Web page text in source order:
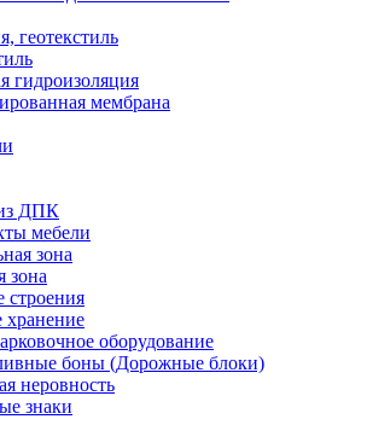
геотекстиль
гидроизоляция
мембрана
ДПК
мебели
зона
зона
строения
хранение
оборудование
боны (Дорожные блоки)
неровность
знаки